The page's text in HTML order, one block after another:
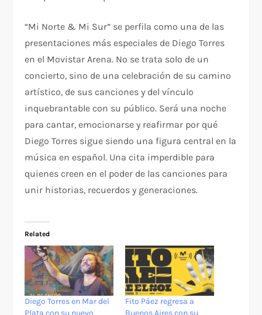
“Mi Norte & Mi Sur” se perfila como una de las
presentaciones más especiales de Diego Torres
en el Movistar Arena. No se trata solo de un
concierto, sino de una celebración de su camino
artístico, de sus canciones y del vínculo
inquebrantable con su público. Será una noche
para cantar, emocionarse y reafirmar por qué
Diego Torres sigue siendo una figura central en la
música en español. Una cita imperdible para
quienes creen en el poder de las canciones para
unir historias, recuerdos y generaciones.
Related
Diego Torres en Mar del
Fito Páez regresa a